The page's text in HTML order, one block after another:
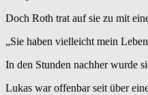
Doch Roth trat auf sie zu mit
„Sie haben vielleicht mein
In den Stunden nachher wurde
Lukas war offenbar seit über